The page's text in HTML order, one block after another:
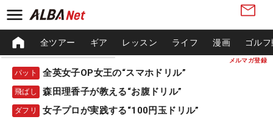
メルマガ登録
全ツアー ギア レッスン ライフ 漫画 ゴル
パット 全英女子OP女王の“スマホドリル”
飛ばし 森田理香子が教える“お腹ドリル”
ダフリ 女子プロが実践する“100円玉ドリル”